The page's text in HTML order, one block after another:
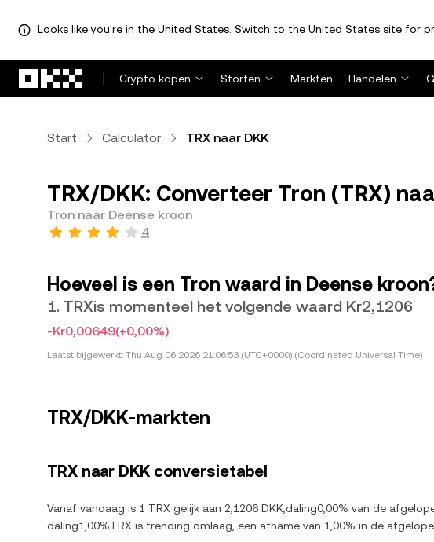
Looks like you're in the United States. Switch to the United States site for
Crypto kopen
Storten Markten Handelen
Start Calculator TRX naar DKK
TRX/DKK: Converteer Tron (TRX)
Tron naar Deense kroon
4
Hoeveel is een Tron waard in Deense
1. TRXis momenteel het volgende waard Kr2,1206
-Kr0,00649(+0,00%)
Laatst bijgewerkt: Thu Aug 06 2026 21:06:53 (UTC+0000) (Coordinated Universal Time)
TRX/DKK-markten
TRX naar DKK conversietabel
Vanaf vandaag is 1 TRX gelijk aan 2,1206 DKK,daling0,00% van de
daling1,00%TRX is trending omlaag, een afname van 1,00% in de